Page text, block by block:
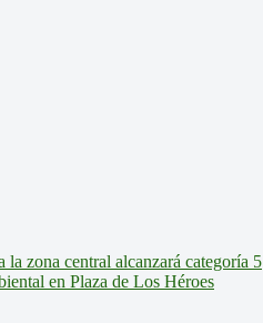
zona central alcanzará categoría 5
en Plaza de Los Héroes